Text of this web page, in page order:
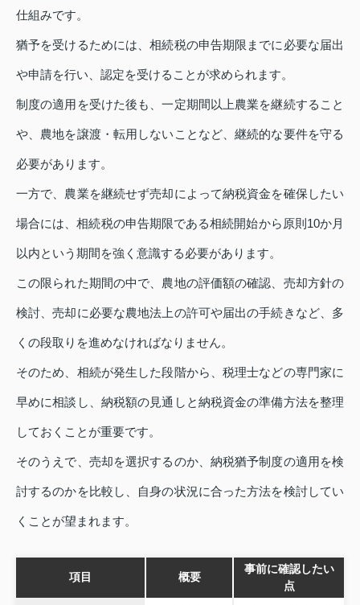
仕組みです。
猶予を受けるためには、相続税の申告期限までに必要な届出
や申請を行い、認定を受けることが求められます。
制度の適用を受けた後も、一定期間以上農業を継続すること
や、農地を譲渡・転用しないことなど、継続的な要件を守る
必要があります。
一方で、農業を継続せず売却によって納税資金を確保したい
場合には、相続税の申告期限である相続開始から原則10か月
以内という期間を強く意識する必要があります。
この限られた期間の中で、農地の評価額の確認、売却方針の
検討、売却に必要な農地法上の許可や届出の手続きなど、多
くの段取りを進めなければなりません。
そのため、相続が発生した段階から、税理士などの専門家に
早めに相談し、納税額の見通しと納税資金の準備方法を整理
しておくことが重要です。
そのうえで、売却を選択するのか、納税猶予制度の適用を検
討するのかを比較し、自身の状況に合った方法を検討してい
くことが望まれます。
項目 概要
事前に確認したい
点